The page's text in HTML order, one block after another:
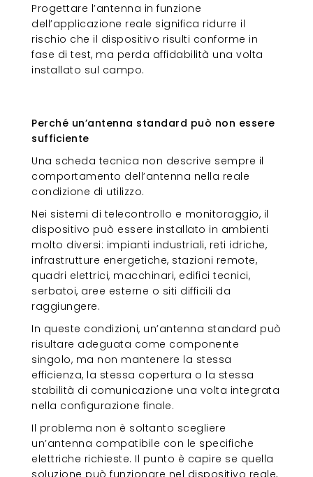
Progettare l’antenna in funzione
dell’applicazione reale significa ridurre il
rischio che il dispositivo risulti conforme in
fase di test, ma perda affidabilità una volta
installato sul campo.
Perché un’antenna standard può non essere
sufficiente
Una scheda tecnica non descrive sempre il
comportamento dell’antenna nella reale
condizione di utilizzo.
Nei sistemi di telecontrollo e monitoraggio, il
dispositivo può essere installato in ambienti
molto diversi: impianti industriali, reti idriche,
infrastrutture energetiche, stazioni remote,
quadri elettrici, macchinari, edifici tecnici,
serbatoi, aree esterne o siti difficili da
raggiungere.
In queste condizioni, un’antenna standard può
risultare adeguata come componente
singolo, ma non mantenere la stessa
efficienza, la stessa copertura o la stessa
stabilità di comunicazione una volta integrata
nella configurazione finale.
Il problema non è soltanto scegliere
un’antenna compatibile con le specifiche
elettriche richieste. Il punto è capire se quella
soluzione può funzionare nel dispositivo reale,